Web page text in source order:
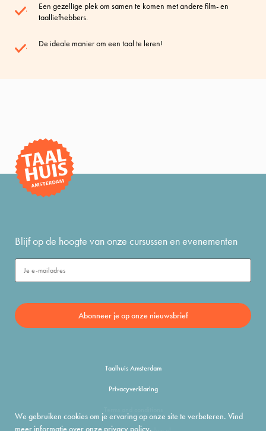
We gebruiken cookies om je ervaring op onze site te verbeteren. Vind
meer informatie over onzeprivacy policy.
Een gezellige plek om samen te komen met andere film- en
taalliefhebbers.
De ideale manier om een taal te leren!
Blijf op de hoogte van onze cursussen en evenementen
Taalhuis Amsterdam
Privacyverklaring